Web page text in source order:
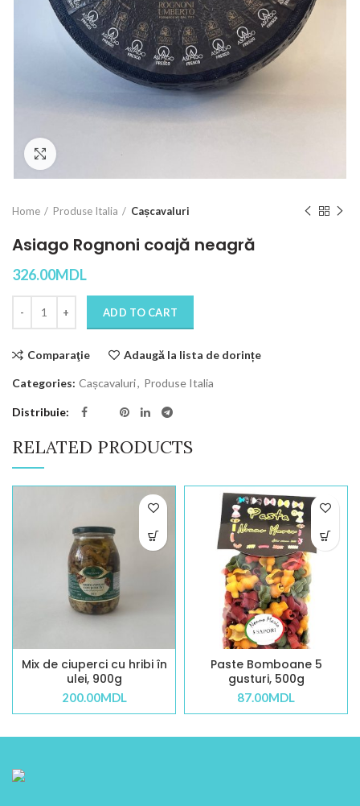
Click to enlarge
Home Produse Italia Cașcavaluri
Asiago Rognoni coajă neagră
326.00MDL
ADD TO CART
Comparaţie Adaugă la lista de dorințe
Categories: Cașcavaluri, Produse Italia
Distribuie
RELATED PRODUCTS
Mix de ciuperci cu hribi în
ulei, 900g
200.00MDL
Paste Bomboane 5
gusturi, 500g
87.00MDL